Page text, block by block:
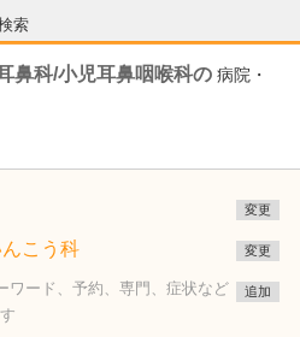
索
鼻科/小児耳鼻咽喉科の 病院・
変更
こう科 変更
ワード、予約、専門、症状など
追加